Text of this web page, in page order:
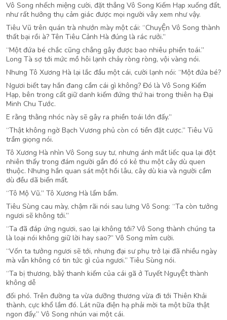
Vô Song nhếch miệng cười, đặt thẳng Vô Song Kiếm Hạp xuống đất,
như rất hưởng thụ cảm giác được mọi người vây xem như vậy.
Tiêu Vũ trên quán trà nhướn mày một cái: “ChuyỆn Vô Song thành
thất bại rồi à? Tên Tiêu Cảnh Hà đúng là rác rưởi.”
“Một đứa bé chắc cũng chẳng gây được bao nhiêu phiền toái.”
Long Tà sợ tới mức mồ hôi lạnh chảy ròng ròng, vội vàng nói.
Nhưng Tô Xương Hà lại lắc đầu một cái, cười lạnh nói: “Một đứa bé?
Ngươi biết tay hắn đang cầm cái gì không? Đó là Vô Song Kiếm
Hạp, bên trong cất giữ danh kiếm đứng thứ hai trong thiên hạ Đại
Minh Chu Tước.
E rằng thằng nhóc này sẽ gây ra phiền toái lớn đấy.”
“Thật không ngờ Bạch Vương phủ còn có tiền đặt cược.” Tiêu Vũ
trầm giọng nói.
Tô Xương Hà nhìn Vô Song suy tư, nhưng ánh mắt liếc qua lại đột
nhiên thấy trong đám người gần đó có kẻ thu một cây dù quen
thuộc. Nhưng hắn quan sát một hồi lâu, cây dù kia và người cầm
dù đều dã biến mất.
“Tô Mộ Vũ.” Tô Xương Hà lẩm bẩm.
Tiêu Sùng cau mày, chậm rãi nói sau lưng Vô Song: “Ta còn tưởng
ngươi sẽ không tới.”
“Ta đã đáp ứng ngươi, sao lại không tới? Vô Song thành chúng ta
là loại nói không giữ lời hay sao?” Vô Song mỉm cười.
“Vốn ta tưởng ngươi sẽ tới, nhưng đại sư phụ trở lại đã nhiều ngày
mà vẫn không có tin tức gì của ngươi.” Tiêu Sùng nói.
“Ta bị thương, bằỷ thanh kiếm của cái gã ở Tuyết NguyỆt thành
không dễ
đối phó. Trên đường ta vừa dưỡng thương vừa đi tới Thiên Khải
thành, cực khổ lắm đó. Lát nữa điện hạ phải mời ta một bữa thật
ngon đấy.” Vô Song nhún vai một cái.